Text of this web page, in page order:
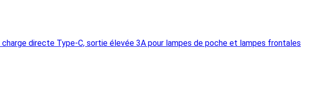
directe Type-C, sortie élevée 3A pour lampes de poche et lampes frontales